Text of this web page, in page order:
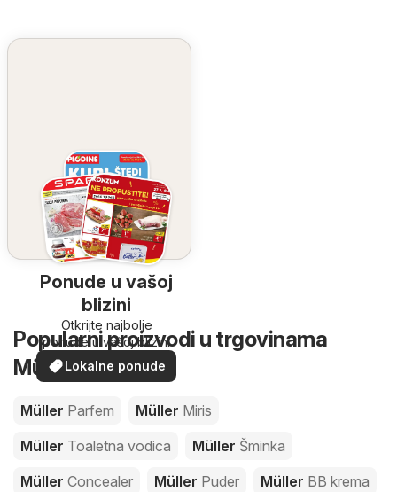
Ponude u vašoj
blizini
Otkrijte najbolje
ponude u vašoj blizini
Lokalne ponude
Popularni proizvodi u trgovinama
Müller
Müller Parfem Müller Miris
Müller Toaletna vodica Müller Šminka
Müller Concealer Müller Puder Müller BB krema